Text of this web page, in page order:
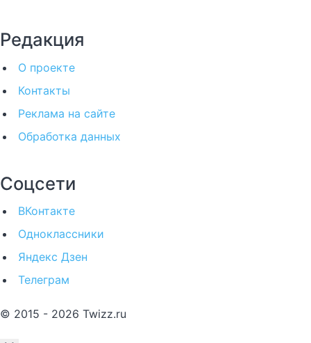
Редакция
О проекте
Контакты
Реклама на сайте
Обработка данных
Соцсети
ВКонтакте
Одноклассники
Яндекс Дзен
Телеграм
© 2015 - 2026 Twizz.ru